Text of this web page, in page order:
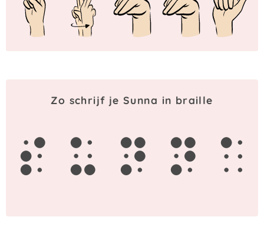
Zo schrijf je Sunna in braille
s u n n a